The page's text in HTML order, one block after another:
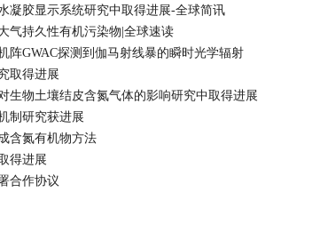
凝胶显示系统研究中取得进展-全球简讯
气持久性有机污染物|全球速读
阵GWAC探测到伽马射线暴的瞬时光学辐射
取得进展
生物土壤结皮含氮气体的影响研究中取得进展
制研究获进展
含氮有机物方法
得进展
合作协议